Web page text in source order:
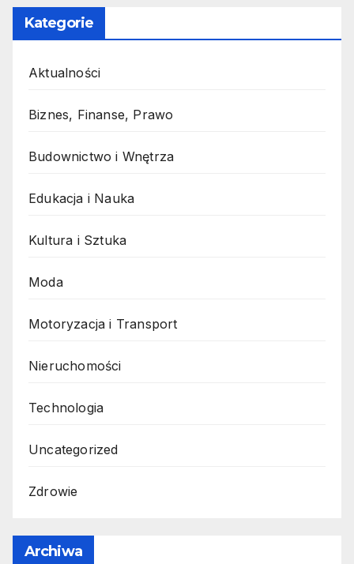
Kategorie
Aktualności
Biznes, Finanse, Prawo
Budownictwo i Wnętrza
Edukacja i Nauka
Kultura i Sztuka
Moda
Motoryzacja i Transport
Nieruchomości
Technologia
Uncategorized
Zdrowie
Archiwa